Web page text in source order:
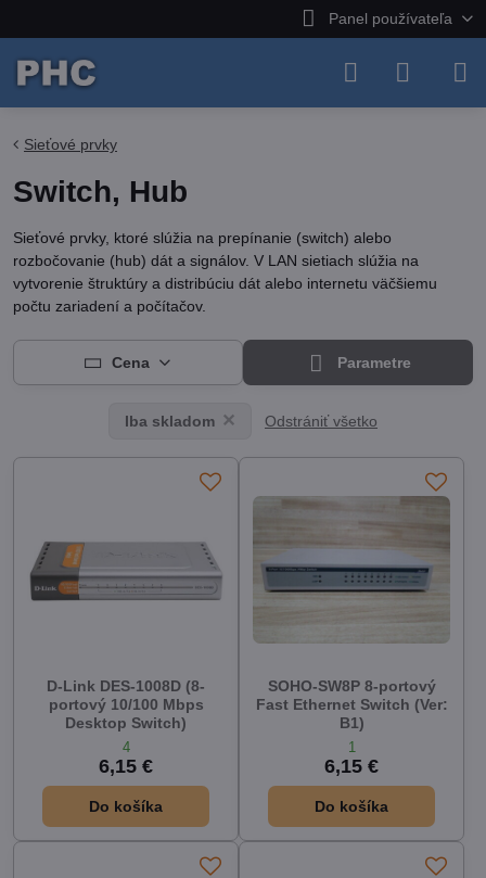
Panel používateľa
Sieťové prvky
Switch, Hub
Sieťové prvky, ktoré slúžia na prepínanie (switch) alebo
rozbočovanie (hub) dát a signálov. V LAN sietiach slúžia na
vytvorenie štruktúry a distribúciu dát alebo internetu väčšiemu
počtu zariadení a počítačov.
Cena Parametre
Iba skladom Odstrániť všetko
D-Link DES-1008D (8-
portový 10/100 Mbps
Desktop Switch)
4
6,15 €
Do košíka
SOHO-SW8P 8-portový
Fast Ethernet Switch (Ver:
B1)
1
6,15 €
Do košíka